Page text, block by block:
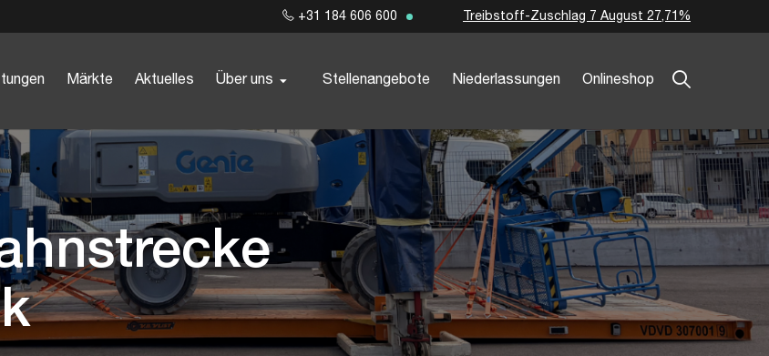
Märkte Aktuelles Über uns Stellenangebote Niederlassungen Onlineshop
+31 184 606 600 Treibstoff-Zuschlag 7 August 27,71%